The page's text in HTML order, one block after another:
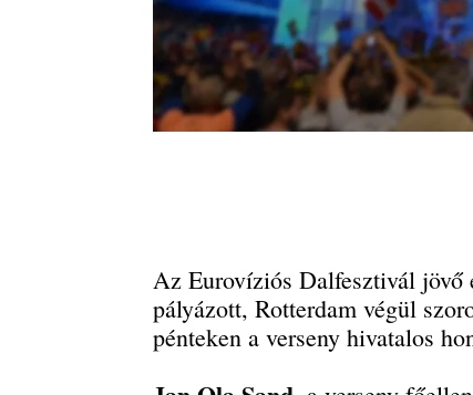
Az Eurovíziós Dalfesztivál jövő
pályázott, Rotterdam végül
pénteken a verseny hivatalos